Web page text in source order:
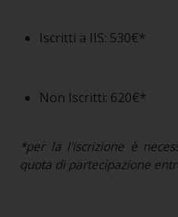
Iscritti a IIS: 530€*
Non Iscritti: 620€*
*per la l'iscrizione è
quota di partecipazione